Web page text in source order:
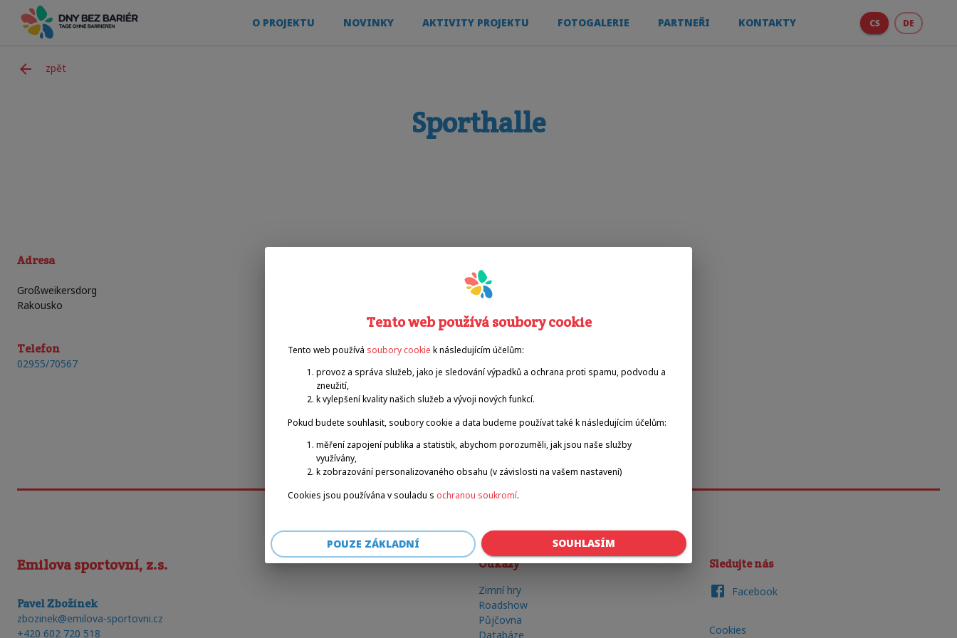
O PROJEKTU NOVINKY AKTIVITY PROJEKTU FOTOGALERIE PARTNEŘI KONTAKTY CS DE
zpět
Sporthalle
Adresa
Großweikersdorg
Rakousko
Telefon
02955/70567
Emilova sportovní, z.s.
Pavel Zbožínek
zbozinek@emilova-sportovni.cz
+420 602 720 518
Odkazy
Zimní hry
Roadshow
Půjčovna
Databáze
Sledujte nás
Facebook
Cookies
Tento web používá soubory cookie
Tento web používá soubory cookie k následujícím účelům:
provoz a správa služeb, jako je sledování výpadků a ochrana proti spamu, podvodu a
zneužití,
k vylepšení kvality našich služeb a vývoji nových funkcí.
Pokud budete souhlasit, soubory cookie a data budeme používat také k následujícím účelům:
měření zapojení publika a statistik, abychom porozuměli, jak jsou naše služby
využívány,
k zobrazování personalizovaného obsahu (v závislosti na vašem nastavení)
Cookies jsou používána v souladu s ochranou soukromí.
POUZE ZÁKLADNÍ SOUHLASÍM